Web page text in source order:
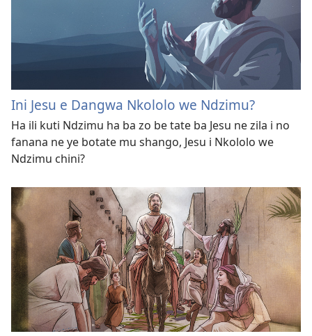
Ini Jesu e Dangwa Nkololo we Ndzimu?
Ha ili kuti Ndzimu ha ba zo be tate ba Jesu ne zila i no
fanana ne ye botate mu shango, Jesu i Nkololo we
Ndzimu chini?